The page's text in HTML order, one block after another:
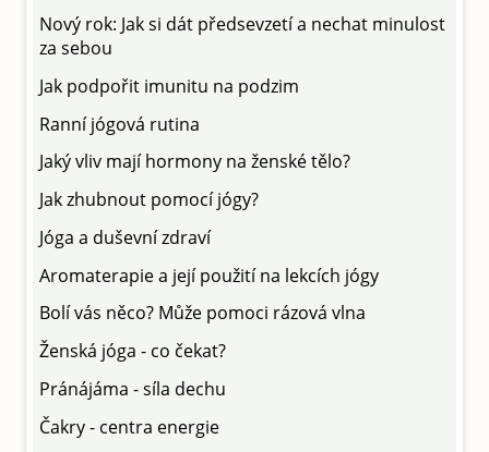
Nový rok: Jak si dát předsevzetí a nechat minulost
za sebou
Jak podpořit imunitu na podzim
Ranní jógová rutina
Jaký vliv mají hormony na ženské tělo?
Jak zhubnout pomocí jógy?
Jóga a duševní zdraví
Aromaterapie a její použití na lekcích jógy
Bolí vás něco? Může pomoci rázová vlna
Ženská jóga - co čekat?
Pránájáma - síla dechu
Čakry - centra energie